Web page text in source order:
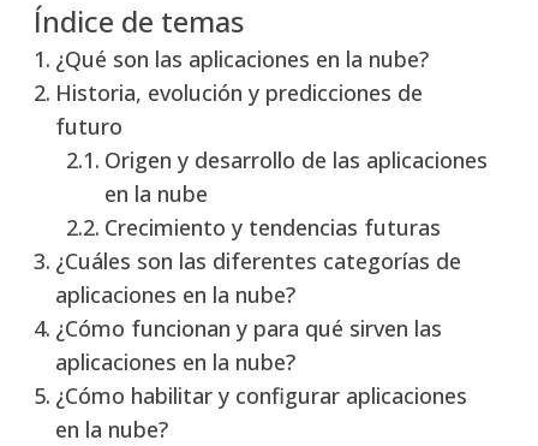
Índice de temas
¿Qué son las aplicaciones en la nube?
Historia, evolución y predicciones de
futuro
Origen y desarrollo de las aplicaciones
en la nube
Crecimiento y tendencias futuras
¿Cuáles son las diferentes categorías de
aplicaciones en la nube?
¿Cómo funcionan y para qué sirven las
aplicaciones en la nube?
¿Cómo habilitar y configurar aplicaciones
en la nube?